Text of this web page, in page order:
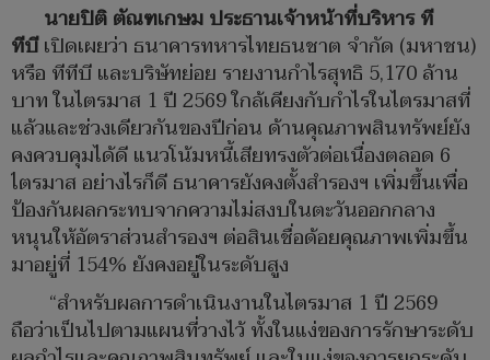
นายปิติ ตัณฑเกษม ประธานเจ้าหน้าที่บริหาร ที
ทีบีเปิดเผยว่า ธนาคารทหารไทยธนชาต จำกัด (มหาชน)
หรือ ทีทีบี และบริษัทย่อย รายงานกำไรสุทธิ 5,170 ล้าน
บาท ในไตรมาส 1 ปี 2569 ใกล้เคียงกับกำไรในไตรมาสที่
แล้วและช่วงเดียวกันของปีก่อน ด้านคุณภาพสินทรัพย์ยัง
คงควบคุมได้ดี แนวโน้มหนี้เสียทรงตัวต่อเนื่องตลอด 6
ไตรมาส อย่างไรก็ดี ธนาคารยังคงตั้งสำรองฯ เพิ่มขึ้นเพื่อ
ป้องกันผลกระทบจากความไม่สงบในตะวันออกกลาง
หนุนให้อัตราส่วนสำรองฯ ต่อสินเชื่อด้อยคุณภาพเพิ่มขึ้น
มาอยู่ที่ 154% ยังคงอยู่ในระดับสูง
“สำหรับผลการดำเนินงานในไตรมาส 1 ปี 2569
ถือว่าเป็นไปตามแผนที่วางไว้ ทั้งในแง่ของการรักษาระดับ